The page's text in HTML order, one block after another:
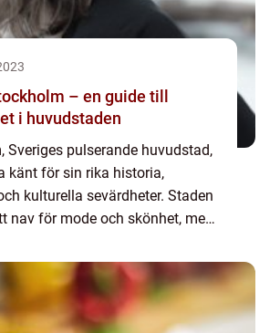
– en guide till
i huvudstaden
Sveriges pulserande huvudstad,
känt för sin rika historia,
kulturella sevärdheter. Staden
nav för mode och skönhet, med